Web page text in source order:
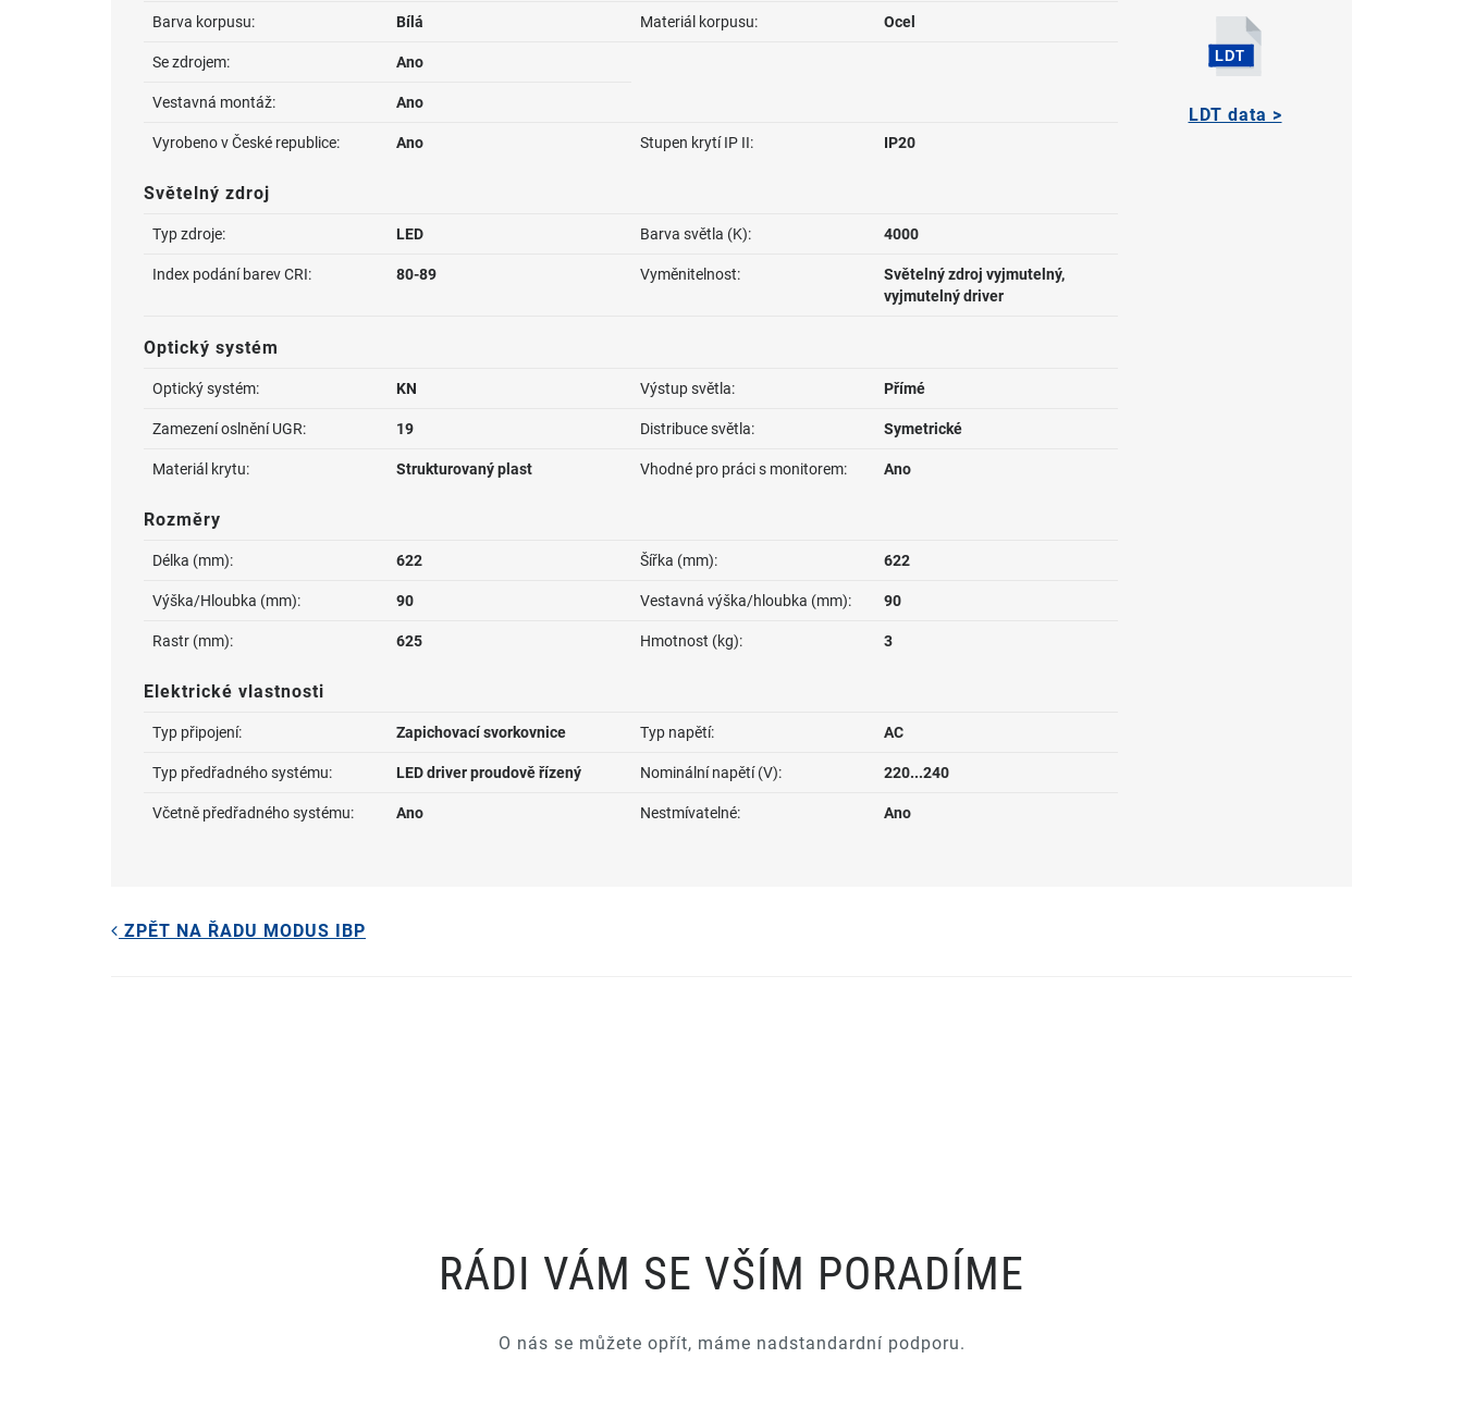
Barva korpusu: Bílá Materiál korpusu: Ocel
Se zdrojem: Ano
Vestavná montáž: Ano
Vyrobeno v České republice: Ano Stupen krytí IP II: IP20
Světelný zdroj
Typ zdroje: LED Barva světla (K): 4000
Index podání barev CRI: 80-89 Vyměnitelnost:
Světelný zdroj vyjmutelný,
vyjmutelný driver
Optický systém
Optický systém: KN Výstup světla: Přímé
Zamezení oslnění UGR: 19 Distribuce světla: Symetrické
Materiál krytu: Strukturovaný plast Vhodné pro práci s monitorem: Ano
Rozměry
Délka (mm): 622 Šířka (mm): 622
Výška/Hloubka (mm): 90 Vestavná výška/hloubka (mm): 90
Rastr (mm): 625 Hmotnost (kg): 3
Elektrické vlastnosti
Typ připojení: Zapichovací svorkovnice Typ napětí: AC
Typ předřadného systému: LED driver proudově řízený Nominální napětí (V): 220...240
Včetně předřadného systému: Ano Nestmívatelné: Ano
LDT data >
ZPĚT NA ŘADU MODUS IBP
RÁDI VÁM SE VŠÍM PORADÍME
O nás se můžete opřít, máme nadstandardní podporu.